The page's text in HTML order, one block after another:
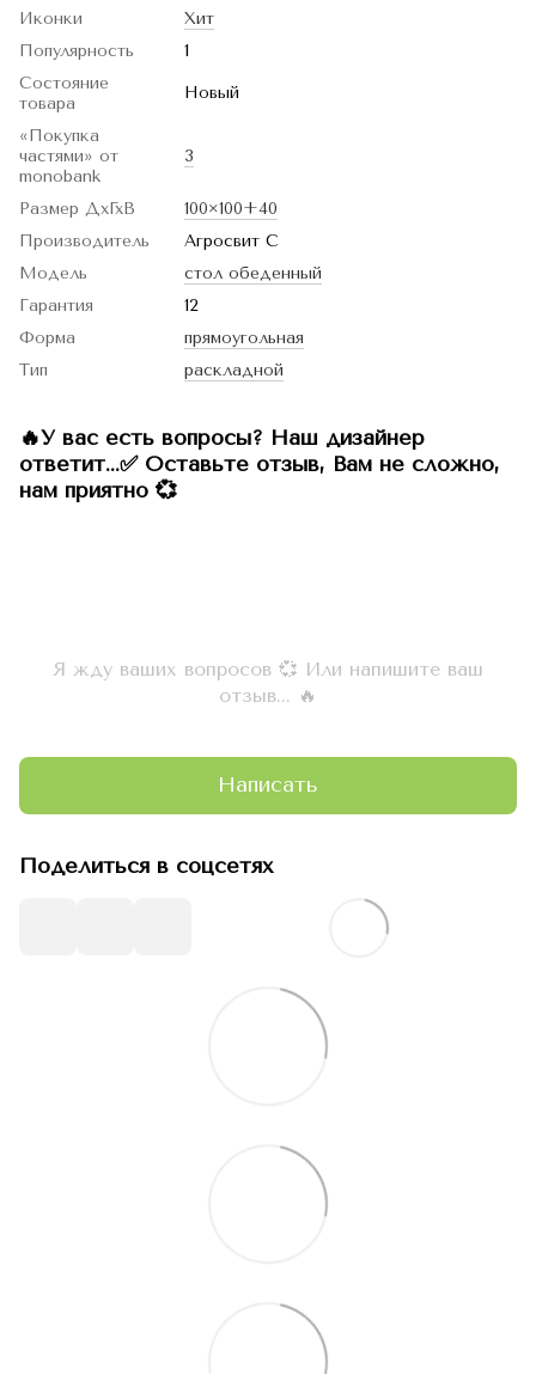
Иконки
Хит
Популярность
1
Состояние
товара
Новый
«Покупка
частями» от
monobank
3
Размер ДхГхВ
100×100+40
Производитель
Агросвит С
Модель
стол обеденный
Гарантия
12
Форма
прямоугольная
Тип
раскладной
🔥У вас есть вопросы? Наш дизайнер
ответит...✅ Оставьте отзыв, Вам не сложно,
нам приятно 💞
Я жду ваших вопросов 💞 Или напишите ваш
отзыв... 🔥
Написать
Поделиться в соцсетях